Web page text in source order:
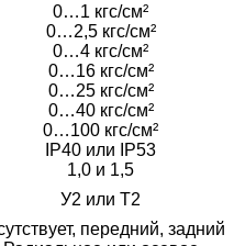
0…1 кгс/см²
0…2,5 кгс/см²
0…4 кгс/см²
0…16 кгс/см²
0…25 кгс/см²
0…40 кгс/см²
0…100 кгс/см²
IP40 или IP53
1,0 и 1,5
У2 или Т2
передний, задний